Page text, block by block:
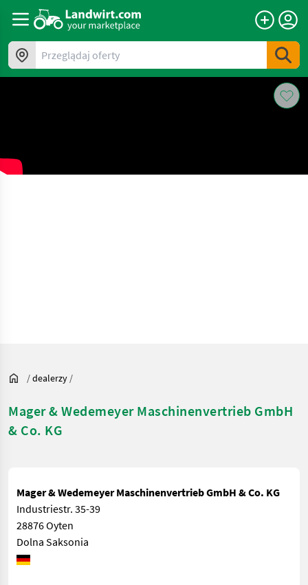
Przeglądaj oferty
/dealerzy /
Mager & Wedemeyer Maschinenvertrieb GmbH
& Co. KG
Mager & Wedemeyer Maschinenvertrieb GmbH & Co. KG
Industriestr. 35-39
28876 Oyten
Dolna Saksonia